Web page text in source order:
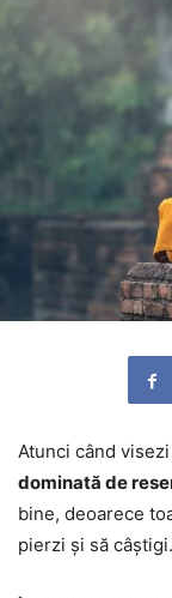
Atunci când
dominată de
bine, deoarece
pierzi și să câștigi.